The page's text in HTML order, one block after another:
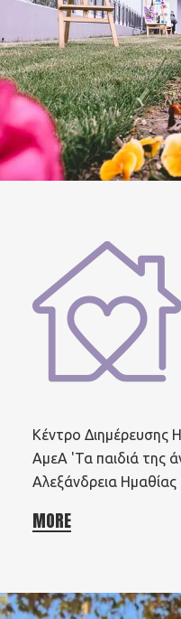
Κέντρο Διημέρευσης
ΑμεΑ 'Τα παιδιά της
Αλεξάνδρεια Ημαθίας
MORE